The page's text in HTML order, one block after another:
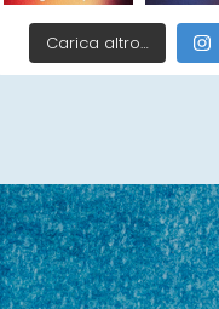
Carica altro…